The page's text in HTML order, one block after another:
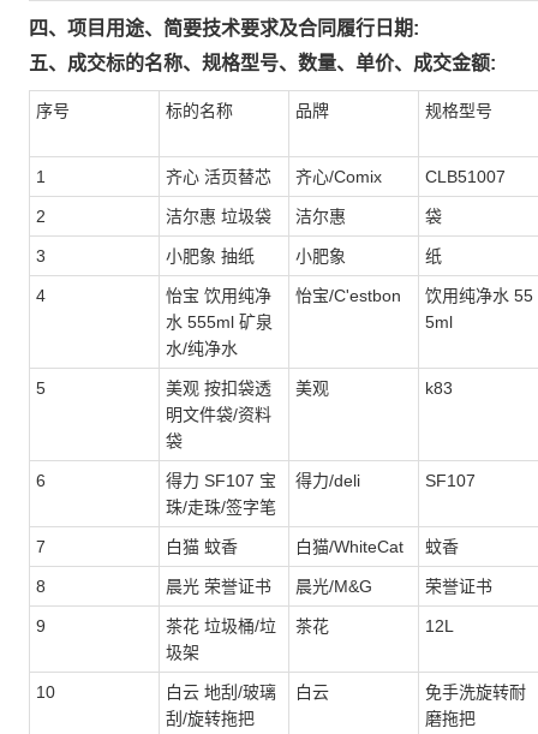
四、项目用途、简要技术要求及合同履行日期:
五、成交标的名称、规格型号、数量、单价、成交金额:
序号 标的名称 品牌 规格型号
1 齐心 活页替芯 齐心/Comix CLB51007
2 洁尔惠 垃圾袋 洁尔惠 袋
3 小肥象 抽纸 小肥象 纸
4
怡宝 饮用纯净
水 555ml 矿泉
水/纯净水
怡宝/C'estbon
饮用纯净水 55
5ml
5
美观 按扣袋透
明文件袋/资料
袋
美观 k83
6
得力 SF107 宝
珠/走珠/签字笔
得力/deli SF107
7 白猫 蚊香 白猫/WhiteCat 蚊香
8 晨光 荣誉证书 晨光/M&G 荣誉证书
9
茶花 垃圾桶/垃
圾架
茶花 12L
10
白云 地刮/玻璃
刮/旋转拖把
白云
免手洗旋转耐
磨拖把